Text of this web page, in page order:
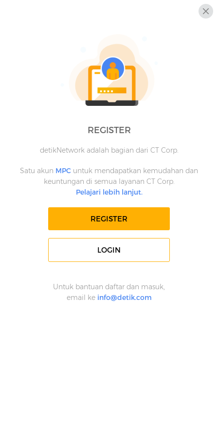
REGISTER
detikNetwork adalah bagian dari CT Corp.
Satu akun MPC untuk mendapatkan kemudahan dan
keuntungan di semua layanan CT Corp.
Pelajari lebih lanjut.
REGISTER
LOGIN
Untuk bantuan daftar dan masuk,
email ke info@detik.com